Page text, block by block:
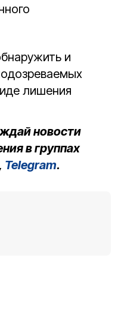
и
лишения
новости
в группах
Telegram.